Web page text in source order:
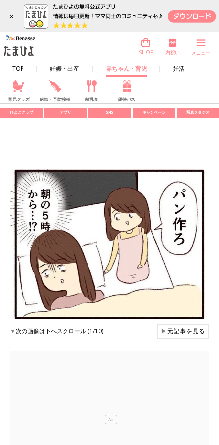
×
TOP 妊娠・出産 赤ちゃん・育児 妊活
SHOP 内祝い メニュー
育児グッズ 病気・予防接種 離乳食 優待パス
ひよこクラブ アプリ SNS キャンペーン 写真スタジオ
▼次の画像は下へスクロール (1/10) ▶元記事を見る